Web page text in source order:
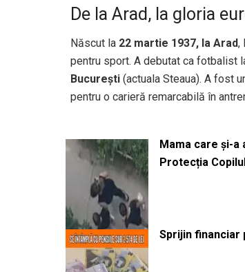
De la Arad, la gloria
Născut la 22 martie 1937, la Arad,
pentru sport. A debutat ca fotbalist
București (actuala Steaua). A fost
pentru o carieră remarcabilă în
Mama care și-
Protecția
Sprijin financiar